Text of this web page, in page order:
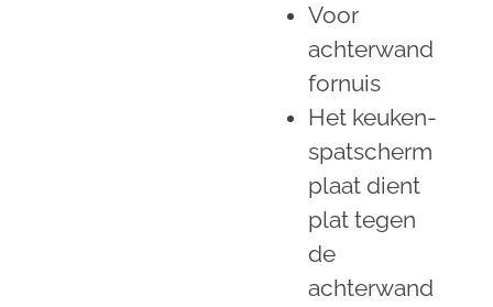
Voor
achterwand
fornuis
Het keuken-
spatscherm
plaat dient
plat tegen
de
achterwand